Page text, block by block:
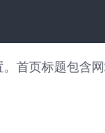
首页标题包含